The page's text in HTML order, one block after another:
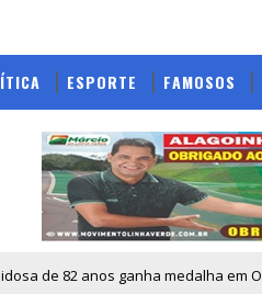
ESPORTE FAMOSOS
de 82 anos ganha medalha em